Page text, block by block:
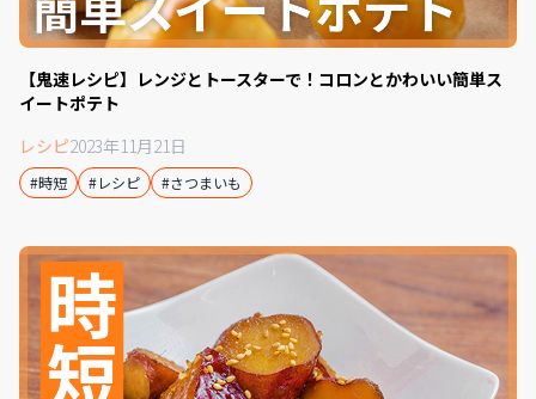
【鬼速レシピ】レンジとトースターで！コロンとかわいい簡単ス
イートポテト
レシピ2023年11月21日
#時短 #レシピ #さつまいも